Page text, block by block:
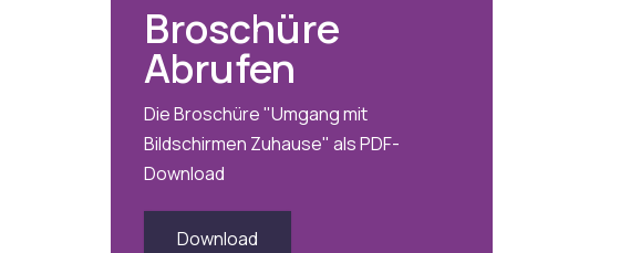
Broschüre
Abrufen
Die Broschüre "Umgang mit
Bildschirmen Zuhause" als PDF-
Download
Download